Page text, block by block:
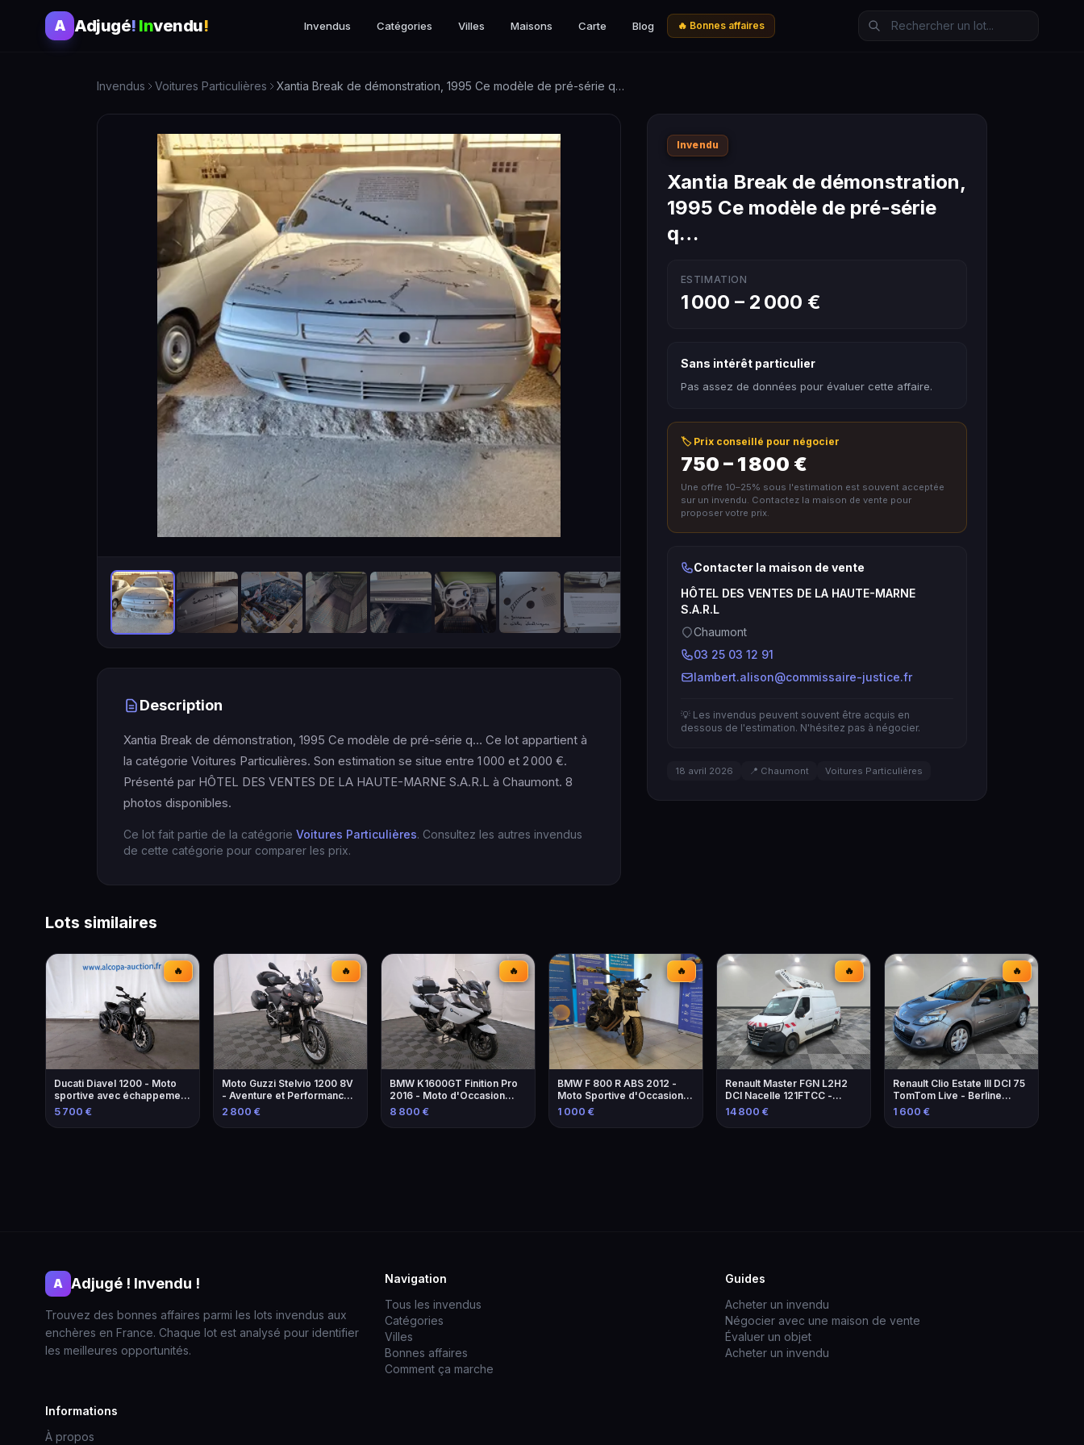
A Adjugé! Invendu! Invendus Catégories Villes Maisons Carte Blog 🔥 Bonnes affaires
Invendus Voitures Particulières Xantia Break de démonstration, 1995 Ce modèle de pré-série q…
Description
Xantia Break de démonstration, 1995 Ce modèle de pré-série q… Ce lot appartient à
la catégorie Voitures Particulières. Son estimation se situe entre 1 000 et 2 000 €.
Présenté par HÔTEL DES VENTES DE LA HAUTE-MARNE S.A.R.L à Chaumont. 8
photos disponibles.
Ce lot fait partie de la catégorie Voitures Particulières. Consultez les autres invendus
de cette catégorie pour comparer les prix.
Invendu
Xantia Break de démonstration,
1995 Ce modèle de pré-série
q…
ESTIMATION
1 000 – 2 000 €
Sans intérêt particulier
Pas assez de données pour évaluer cette affaire.
🏷️ Prix conseillé pour négocier
750 – 1 800 €
Une offre 10–25% sous l'estimation est souvent acceptée
sur un invendu. Contactez la maison de vente pour
proposer votre prix.
Contacter la maison de vente
HÔTEL DES VENTES DE LA HAUTE-MARNE
S.A.R.L
Chaumont
03 25 03 12 91
lambert.alison@commissaire-justice.fr
💡 Les invendus peuvent souvent être acquis en
dessous de l'estimation. N'hésitez pas à négocier.
18 avril 2026 📍 Chaumont Voitures Particulières
Lots similaires
🔥
Ducati Diavel 1200 - Moto
sportive avec échappement
modifié
5 700 €
🔥
Moto Guzzi Stelvio 1200 8V
- Aventure et Performance -
2013
2 800 €
🔥
BMW K1600GT Finition Pro
2016 - Moto d'Occasion
avec Équipements
8 800 €
🔥
BMW F 800 R ABS 2012 -
Moto Sportive d'Occasion à
Marseille
1 000 €
🔥
Renault Master FGN L2H2
DCI Nacelle 121FTCC -
Élévateur de 2021
14 800 €
🔥
Renault Clio Estate III DCI 75
TomTom Live - Berline
familiale économique
1 600 €
A Adjugé ! Invendu !
Trouvez des bonnes affaires parmi les lots invendus aux
enchères en France. Chaque lot est analysé pour identifier
les meilleures opportunités.
Navigation
Tous les invendus
Catégories
Villes
Bonnes affaires
Comment ça marche
Guides
Acheter un invendu
Négocier avec une maison de vente
Évaluer un objet
Acheter un invendu
Informations
À propos